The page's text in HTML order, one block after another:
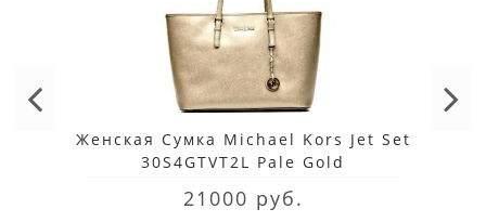
Женская Сумка Michael Kors Jet Set
30S4GTVT2L Pale Gold
21000 руб.